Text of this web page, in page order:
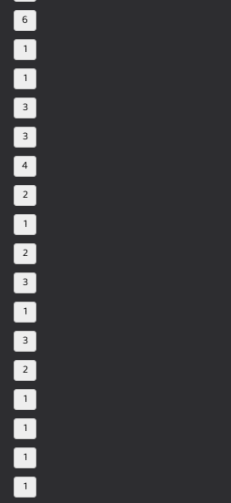
6
1
1
3
3
4
2
1
2
3
1
3
2
1
1
1
1